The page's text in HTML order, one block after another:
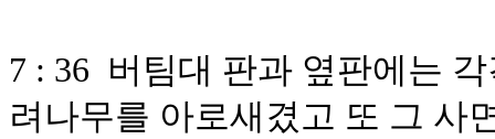
7 : 36 버팀대 판과 옆판에는
려나무를 아로새겼고 또 그 사